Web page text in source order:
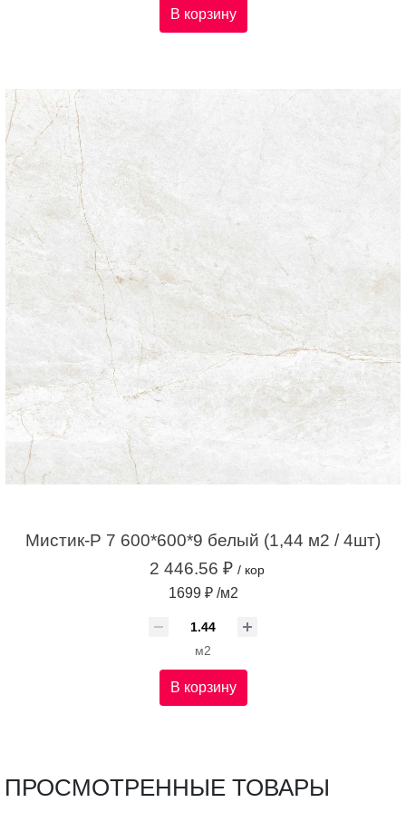
В корзину
Мистик-Р 7 600*600*9 белый (1,44 м2 / 4шт)
2 446.56 ₽ / кор
1699 ₽ /м2
м2
В корзину
ПРОСМОТРЕННЫЕ ТОВАРЫ